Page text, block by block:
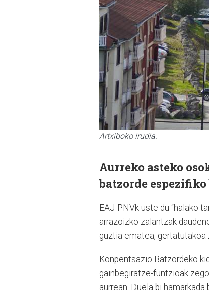
Artxiboko irudia.
Aurreko asteko
batzorde
EAJ-PNVk uste du “halako
arrazoizko zalantzak
guztia ematea, gertatutakoa
Konpentsazio Batzordeko
gainbegiratze-funtzioak
aurrean. Duela bi